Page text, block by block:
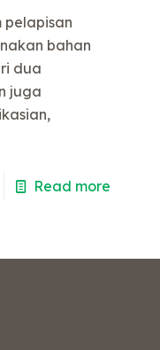
pelapisan
bahan
dua
juga
Read more